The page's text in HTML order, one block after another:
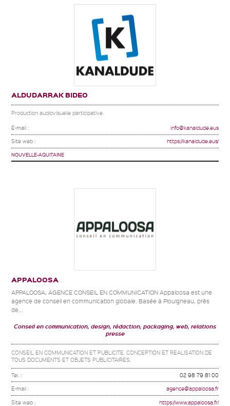
ALDUDARRAK BIDEO
Production audiovisuelle participative.
E-mail : info@kanaldude.eus
Site web : https://kanaldude.eus/
NOUVELLE-AQUITAINE
APPALOOSA
APPALOOSA, AGENCE CONSEIL EN COMMUNICATION Appaloosa est une
agence de conseil en communication globale. Basée à Plouigneau, près
de...
Conseil en communication, design, rédaction, packaging, web, relations
presse
CONSEIL EN COMMUNICATION ET PUBLICITE. CONCEPTION ET REALISATION DE
TOUS DOCUMENTS ET OBJETS PUBLICITAIRES.
Tel. : 02 98 79 81 00
E-mail : agence@appaloosa.fr
Site web : https://www.appaloosa.fr/